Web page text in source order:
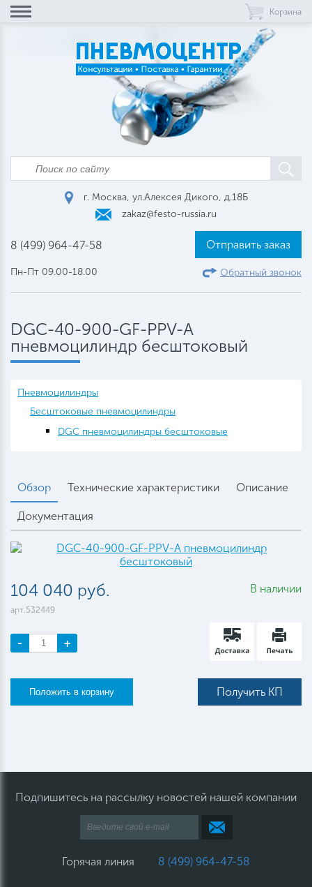
Корзина
г. Москва, ул.Алексея Дикого, д.18Б
zakaz@festo-russia.ru
8 (499) 964-47-58
Пн-Пт 09.00-18.00
Отправить заказ
Обратный звонок
DGC-40-900-GF-PPV-A
пневмоцилиндр бесштоковый
Пневмоцилиндры
Бесштоковые пневмоцилиндры
DGC пневмоцилиндры бесштоковые
Обзор Технические характеристики Описание
Документация
104 040 руб.
арт.532449
В наличии
- +
Получить КП
Подпишитесь на рассылку новостей нашей компании
Горячая линия 8 (499) 964-47-58